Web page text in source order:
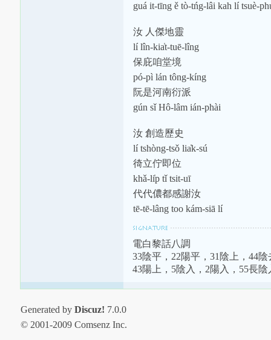
guá it-tīng ě tò-tńg-lâi kah lí tsuè-
汝 人傑地靈
lí lîn-kia̍t-tuē-lîng
保庇咱堂境
pó-pì lán tông-kíng
阮是河南衍派
gún sǐ Hô-lâm ián-phài
汝 創造歷史
lí tshòng-tsǒ lia̍k-sú
徛立佇即位
khǎ-li̍p tǐ tsit-uī
代代儂都感謝汝
tē-tē-lâng too kám-siā lí
電白黎話八調
33陰平，22陽平，31陰上，44陰
43陽上，5陰入，2陽入，55長陰
Generated by Discuz! 7.0.0
© 2001-2009 Comsenz Inc.